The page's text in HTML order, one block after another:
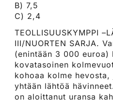
B) 7,5
C) 2,4
TEOLLISUUSKYMPPI
III/NUORTEN SARJA.
(enintään 3 000 euroa)
kovatasoinen
kohoaa kolme
yhtään lähtöä
on aloittanut uransa